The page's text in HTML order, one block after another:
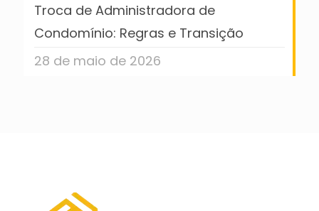
Troca de Administradora de
Condomínio: Regras e Transição
28 de maio de 2026